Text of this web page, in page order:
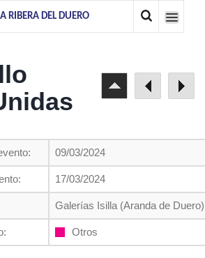
RIBERA DEL DUERO
09/03/2024
17/03/2024
Galerías Isilla (Aranda de Duero)
Otros